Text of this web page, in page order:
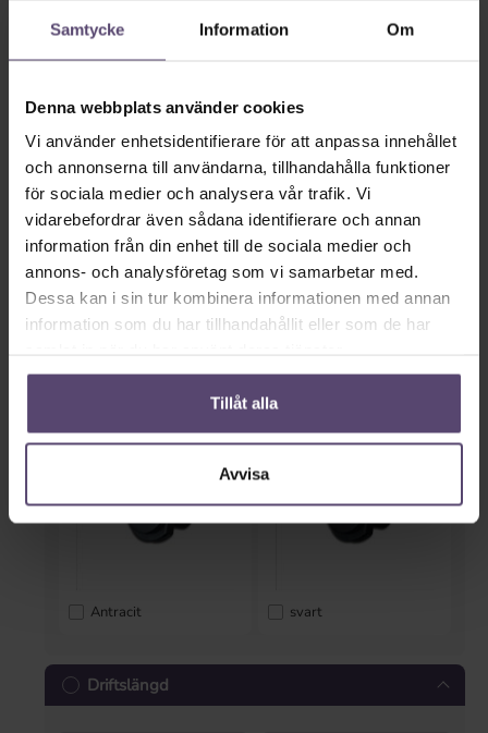
Samtycke Information Om
Denna webbplats använder cookies
Vi använder enhetsidentifierare för att anpassa innehållet
och annonserna till användarna, tillhandahålla funktioner
för sociala medier och analysera vår trafik. Vi
vidarebefordrar även sådana identifierare och annan
information från din enhet till de sociala medier och
annons- och analysföretag som vi samarbetar med.
Dessa kan i sin tur kombinera informationen med annan
information som du har tillhandahållit eller som de har
Tillåt alla
Avvisa
vänster
Systemets färg
Antracit svart
Driftslängd